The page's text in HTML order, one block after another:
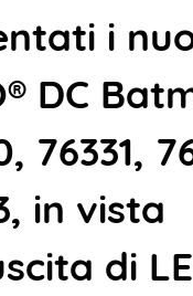
i
DC
76331,
in vista
di